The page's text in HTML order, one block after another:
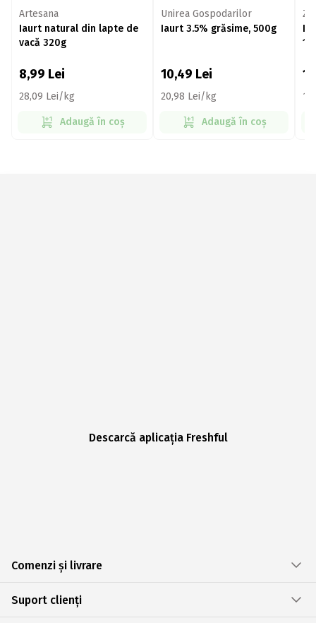
Artesana
Iaurt natural din lapte de
vacă 320g
8,99 Lei
28,09 Lei/kg
Adaugă în coș
Unirea Gospodarilor
Iaurt 3.5% grăsime, 500g
10,49 Lei
20,98 Lei/kg
Adaugă în coș
Descarcă aplicația Freshful
Comenzi și livrare
Suport clienți